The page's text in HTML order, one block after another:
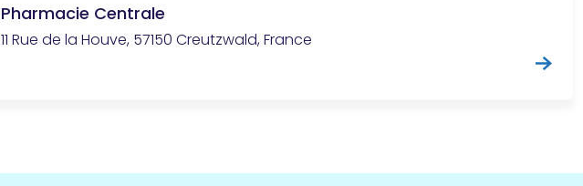
Pharmacie Centrale
11 Rue de la Houve, 57150 Creutzwald, France